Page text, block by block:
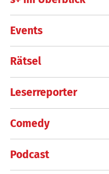
Events
Rätsel
Leserreporter
Comedy
Podcast